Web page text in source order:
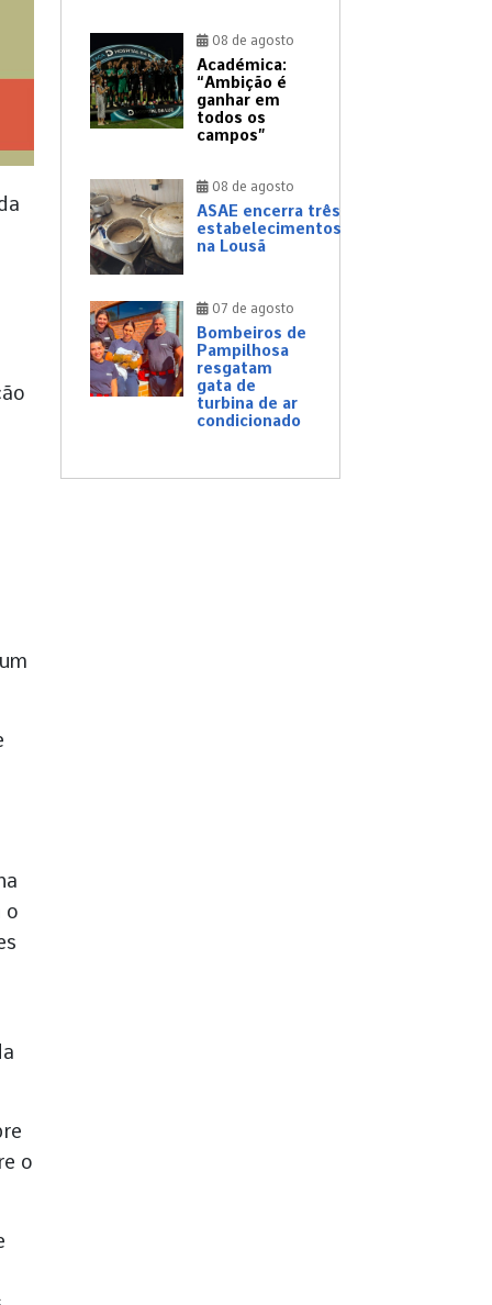
o
o
08 de agosto
Académica:
“Ambição é
ganhar em
todos os
campos”
08 de agosto
ASAE encerra três
estabelecimentos
na Lousã
07 de agosto
Bombeiros de
Pampilhosa
resgatam
gata de
turbina de ar
condicionado